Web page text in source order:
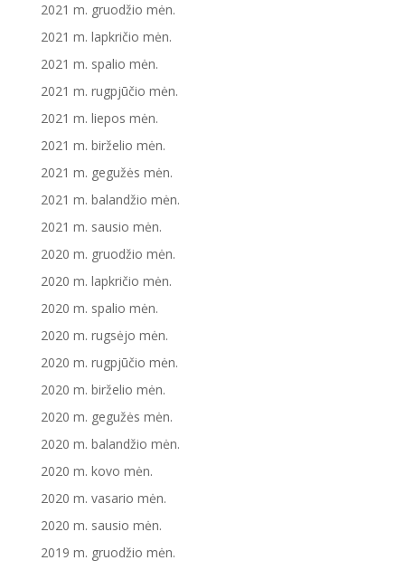
2021 m. gruodžio mėn.
2021 m. lapkričio mėn.
2021 m. spalio mėn.
2021 m. rugpjūčio mėn.
2021 m. liepos mėn.
2021 m. birželio mėn.
2021 m. gegužės mėn.
2021 m. balandžio mėn.
2021 m. sausio mėn.
2020 m. gruodžio mėn.
2020 m. lapkričio mėn.
2020 m. spalio mėn.
2020 m. rugsėjo mėn.
2020 m. rugpjūčio mėn.
2020 m. birželio mėn.
2020 m. gegužės mėn.
2020 m. balandžio mėn.
2020 m. kovo mėn.
2020 m. vasario mėn.
2020 m. sausio mėn.
2019 m. gruodžio mėn.